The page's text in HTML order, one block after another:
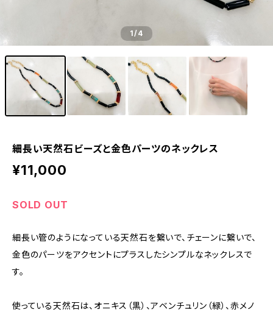
1/4
細長い天然石ビーズと金色パーツのネックレス
¥11,000
SOLD OUT
細長い管のようになっている天然石を繋いで、チェーンに繋いで、
金色のパーツをアクセントにプラスしたシンプルなネックレスで
す。
使っている天然石は、オニキス（黒）、アベンチュリン（緑）、赤メノ